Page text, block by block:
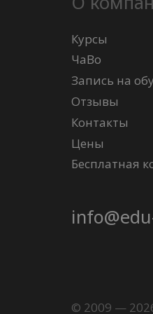
Курсы
ЧаВо
Запись на
Отзывы
Контакты
Цены
Бесплатная
© 2009 —